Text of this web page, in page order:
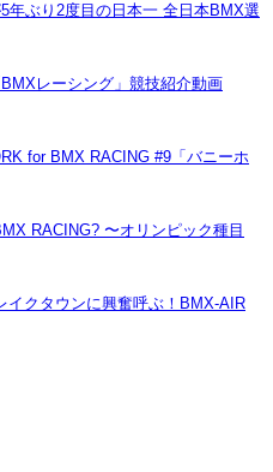
年ぶり2度目の日本一 全日本BMX選
レーシング」競技紹介動画
for BMX RACING #9「バニーホ
RACING? 〜オリンピック種目
イクタウンに興奮呼ぶ！BMX-AIR